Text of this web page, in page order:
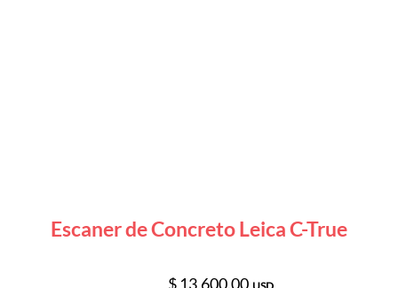
Escaner de Concreto Leica C-True
$ 13,600.00